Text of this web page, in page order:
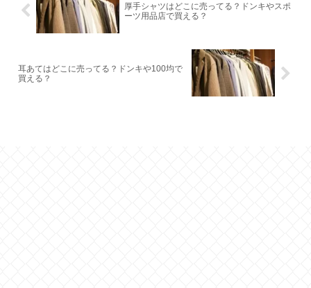
厚手シャツはどこに売ってる？ドンキやスポ
ーツ用品店で買える？
耳あてはどこに売ってる？ドンキや100均で
買える？